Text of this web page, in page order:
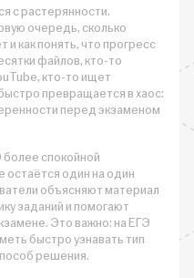
с растерянности.
очередь, сколько
как понять, что прогресс
файлов, кто-то
кто-то ищет
превращается в хаос:
перед экзаменом
более спокойной
остаётся один на один
объясняют материал
заданий и помогают
Это важно: на ЕГЭ
быстро узнавать тип
решения.